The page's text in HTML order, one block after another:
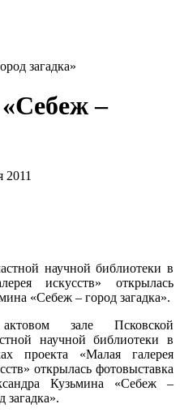
загадка»
–
2011
научной библиотеки в
искусств» открылась
«Себеж – город загадка».
зале Псковской
научной библиотеки в
проекта «Малая галерея
открылась фотовыставка
Кузьмина «Себеж –
загадка».